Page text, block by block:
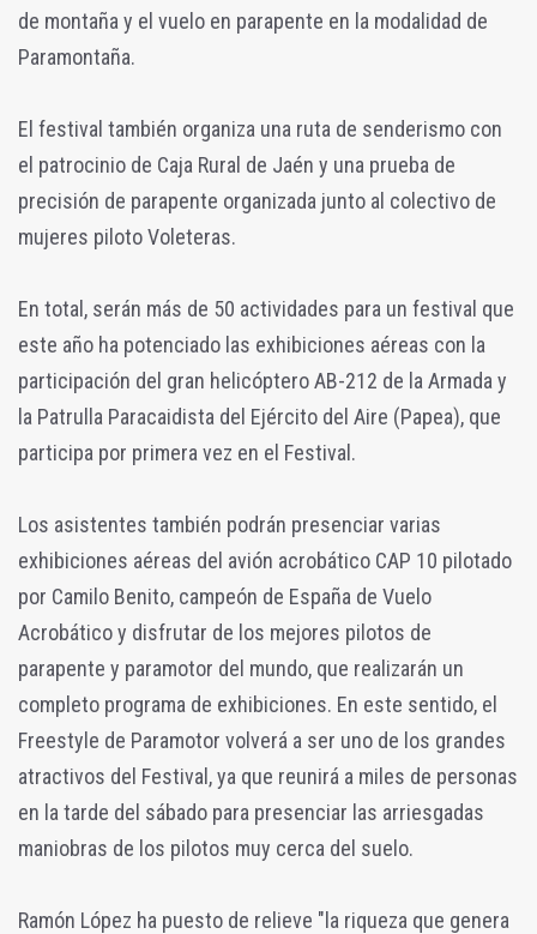
de montaña y el vuelo en parapente en la modalidad de
Paramontaña.
El festival también organiza una ruta de senderismo con
el patrocinio de Caja Rural de Jaén y una prueba de
precisión de parapente organizada junto al colectivo de
mujeres piloto Voleteras.
En total, serán más de 50 actividades para un festival que
este año ha potenciado las exhibiciones aéreas con la
participación del gran helicóptero AB-212 de la Armada y
la Patrulla Paracaidista del Ejército del Aire (Papea), que
participa por primera vez en el Festival.
Los asistentes también podrán presenciar varias
exhibiciones aéreas del avión acrobático CAP 10 pilotado
por Camilo Benito, campeón de España de Vuelo
Acrobático y disfrutar de los mejores pilotos de
parapente y paramotor del mundo, que realizarán un
completo programa de exhibiciones. En este sentido, el
Freestyle de Paramotor volverá a ser uno de los grandes
atractivos del Festival, ya que reunirá a miles de personas
en la tarde del sábado para presenciar las arriesgadas
maniobras de los pilotos muy cerca del suelo.
Ramón López ha puesto de relieve "la riqueza que genera